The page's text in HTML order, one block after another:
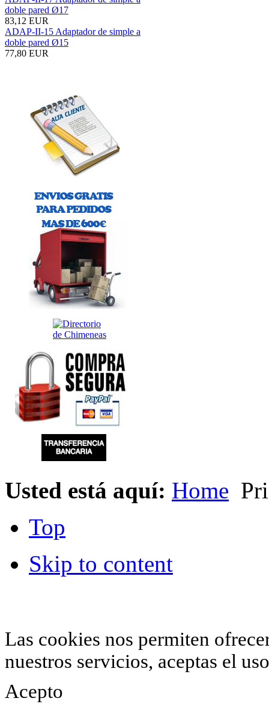
doble pared Ø17
83,12 EUR
ADAP-II-15 Adaptador de simple a
doble pared Ø15
77,80 EUR
Usted está aquí: Home
Top
Skip to content
Las cookies nos permiten
nuestros servicios, aceptas el
Acepto